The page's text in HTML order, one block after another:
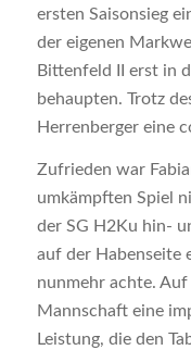
ersten Saisonsieg
der eigenen
Bittenfeld II erst in
behaupten. Trotz
Herrenberger eine
Zufrieden war
umkämpften Spiel
der SG H2Ku hin-
auf der Habenseite
nunmehr achte. Auf
Mannschaft eine
Leistung, die den